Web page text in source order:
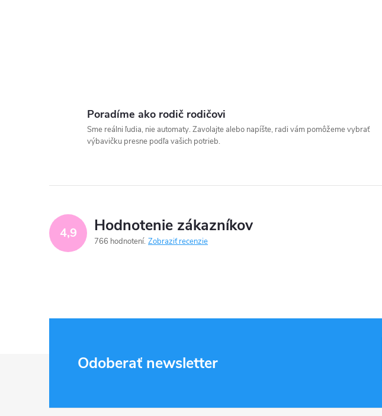
Poradíme ako rodič rodičovi
Sme reálni ľudia, nie automaty. Zavolajte alebo napíšte, radi vám pomôžeme vybrať
výbavičku presne podľa vašich potrieb.
4,9 Hodnotenie zákazníkov
766 hodnotení Zobraziť recenzie
Odoberať newsletter